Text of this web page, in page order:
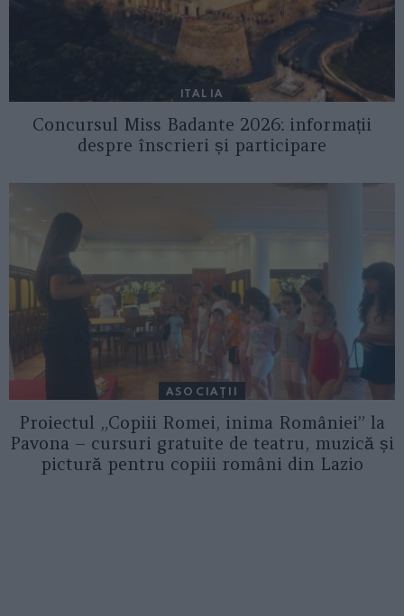
ITALIA
Concursul Miss Badante 2026: informații
despre înscrieri și participare
ASOCIAŢII
Proiectul „Copiii Romei, inima României” la
Pavona – cursuri gratuite de teatru, muzică și
pictură pentru copiii români din Lazio